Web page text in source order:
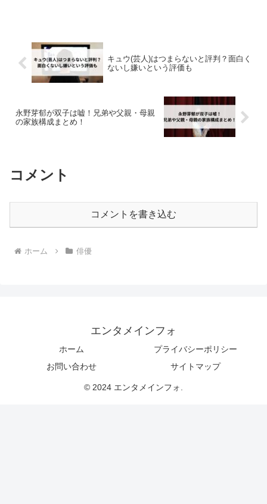
キュウ(芸人)はつまらないと評判？面白く
ないし嫌いという評価も
永野芽郁が双子は嘘！兄弟や父親・母親
の家族構成まとめ！
コメント
コメントを書き込む
ホーム 俳優
エンタメインフォ
ホーム
プライバシーポリシー
お問い合わせ
サイトマップ
© 2024 エンタメインフォ.